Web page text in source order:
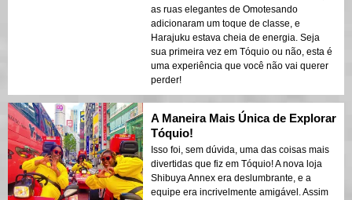
as ruas elegantes de Omotesando
adicionaram um toque de classe, e
Harajuku estava cheia de energia. Seja
sua primeira vez em Tóquio ou não, esta é
uma experiência que você não vai querer
perder!
A Maneira Mais Única de Explorar
Tóquio!
Isso foi, sem dúvida, uma das coisas mais
divertidas que fiz em Tóquio! A nova loja
Shibuya Annex era deslumbrante, e a
equipe era incrivelmente amigável. Assim